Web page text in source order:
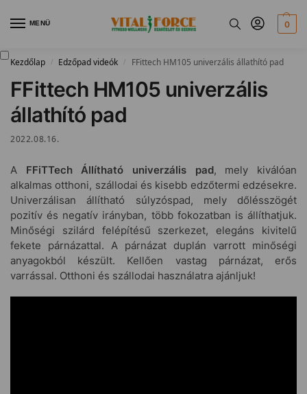
MENÜ 0
Kezdőlap / Edzőpad videók / FFittech HM105 univerzális állathító pad
FFittech HM105 univerzális
állathító pad
2022.08.16.
A FFiTTech Állítható univerzális pad, mely kiválóan
alkalmas otthoni, szállodai és kisebb edzőtermi edzésekre.
Univerzálisan állítható súlyzóspad, mely dőlésszögét
pozitív és negatív irányban, több fokozatban is állíthatjuk.
Minőségi szilárd felépítésű szerkezet, elegáns kivitelű
fekete párnázattal. A párnázat duplán varrott minőségi
anyagokból készült. Kellően vastag párnázat, erős
varrással. Otthoni és szállodai használatra ajánljuk!